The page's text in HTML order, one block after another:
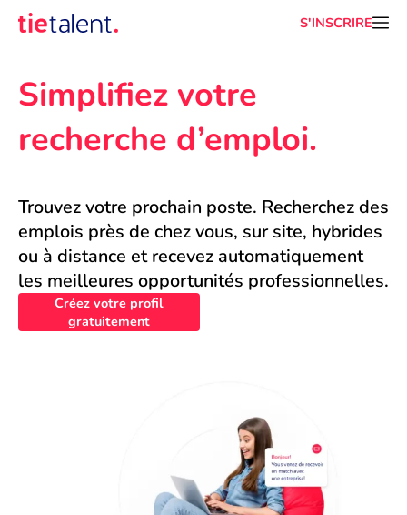
S'INSCRIRE
Simplifiez votre
recherche d’emploi.
Trouvez votre prochain poste. Recherchez des
emplois près de chez vous, sur site, hybrides
ou à distance et recevez automatiquement
les meilleures opportunités professionnelles.
Créez votre profil
gratuitement